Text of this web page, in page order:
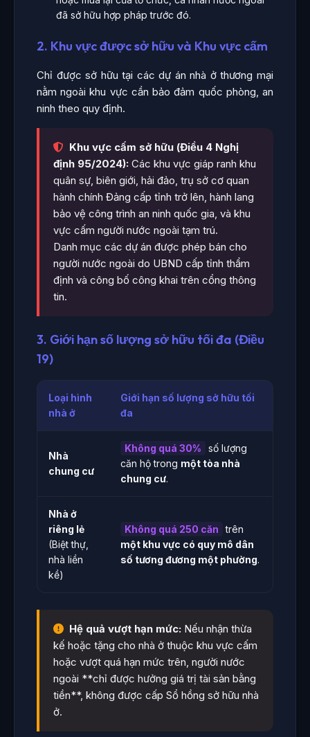
đã sở hữu hợp pháp trước đó.
2. Khu vực được sở hữu và Khu vực cấm
Chỉ được sở hữu tại các dự án nhà ở thương mại
nằm ngoài khu vực cần bảo đảm quốc phòng, an
ninh theo quy định.
Khu vực cấm sở hữu (Điều 4 Nghị
định 95/2024): Các khu vực giáp ranh khu
quân sự, biên giới, hải đảo, trụ sở cơ quan
hành chính Đảng cấp tỉnh trở lên, hành lang
bảo vệ công trình an ninh quốc gia, và khu
vực cấm người nước ngoài tạm trú.
Danh mục các dự án được phép bán cho
người nước ngoài do UBND cấp tỉnh thẩm
định và công bố công khai trên cổng thông
tin.
3. Giới hạn số lượng sở hữu tối đa (Điều
19)
Loại hình
nhà ở
Giới hạn số lượng sở hữu tối
đa
Nhà
chung cư
Không quá 30%
số lượng
căn hộ trong một tòa nhà
chung cư.
Nhà ở
riêng lẻ
(Biệt thự,
nhà liền
kề)
Không quá 250 căn trên
một khu vực có quy mô dân
số tương đương một phường.
Hệ quả vượt hạn mức: Nếu nhận thừa
kế hoặc tặng cho nhà ở thuộc khu vực cấm
hoặc vượt quá hạn mức trên, người nước
ngoài **chỉ được hưởng giá trị tài sản bằng
tiền**, không được cấp Sổ hồng sở hữu nhà
ở.